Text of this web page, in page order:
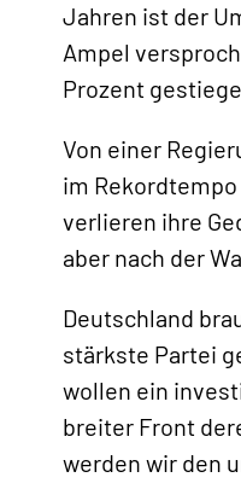
«
Jahren ist der
Ampel
Prozent
Von einer
im
verlieren ihre
aber nach der
Deutschland
stärkste Partei
wollen ein
breiter Front
werden wir den